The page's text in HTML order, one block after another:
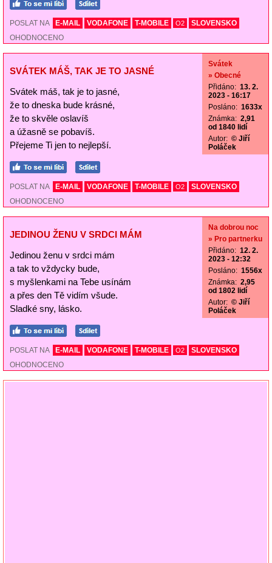
POSLAT NA E-MAIL VODAFONE T-MOBILE O2
SLOVENSKO
OHODNOCENO
SVÁTEK MÁŠ, TAK JE TO JASNÉ
Svátek máš, tak je to jasné,
že to dneska bude krásné,
že to skvěle oslavíš
a úžasně se pobavíš.
Přejeme Ti jen to nejlepší.
Svátek
» Obecné
Přidáno: 13. 2.
2023 - 16:17
Posláno: 1633x
Známka: 2,91
od 1840 lidí
Autor: © Jiří
Poláček
POSLAT NA E-MAIL VODAFONE T-MOBILE O2
SLOVENSKO
OHODNOCENO
JEDINOU ŽENU V SRDCI MÁM
Jedinou ženu v srdci mám
a tak to vždycky bude,
s myšlenkami na Tebe usínám
a přes den Tě vidím všude.
Sladké sny, lásko.
Na dobrou noc
» Pro partnerku
Přidáno: 12. 2.
2023 - 12:32
Posláno: 1556x
Známka: 2,95
od 1802 lidí
Autor: © Jiří
Poláček
POSLAT NA E-MAIL VODAFONE T-MOBILE O2
SLOVENSKO
OHODNOCENO